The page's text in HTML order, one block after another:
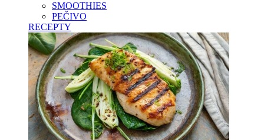
SMOOTHIES
PEČIVO
RECEPTY